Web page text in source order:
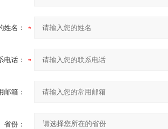
姓名：
电话：
邮箱：
省份：